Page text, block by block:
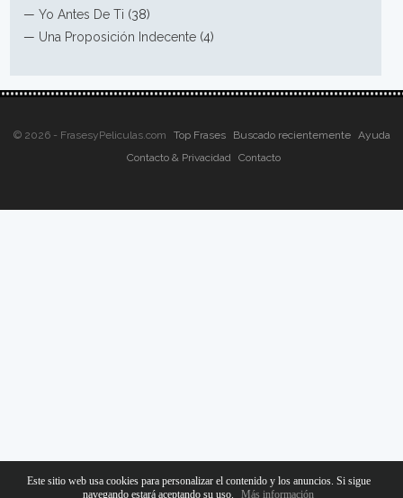
—Yo Antes De Ti (38)
— Una Proposición Indecente (4)
© 2026 - FrasesyPeliculas.com Top Frases Buscado recientemente
Ayuda
Contacto & Privacidad
Contacto
Este sitio web usa cookies para personalizar el contenido y los anuncios. Si sigue
navegando estará aceptando su uso.
Más información